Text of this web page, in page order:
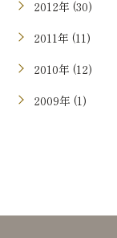
2012年 (30)
2011年 (11)
2010年 (12)
2009年 (1)